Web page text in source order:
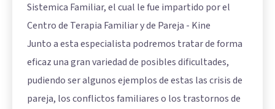
Sistemica Familiar, el cual le fue impartido por el
Centro de Terapia Familiar y de Pareja - Kine
Junto a esta especialista podremos tratar de forma
eficaz una gran variedad de posibles dificultades,
pudiendo ser algunos ejemplos de estas las crisis de
pareja, los conflictos familiares o los trastornos de